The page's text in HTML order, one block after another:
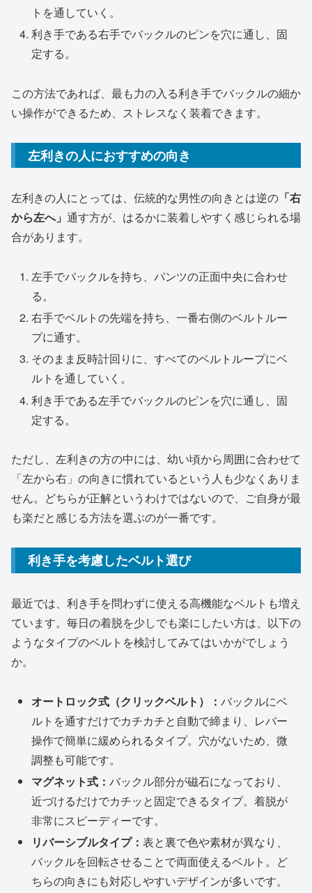
トを通していく。
利き手である右手でバックルのピンを穴に通し、固
定する。
この方法であれば、最も力の入る利き手でバックルの細か
い操作ができるため、ストレスなく装着できます。
左利きの人におすすめの向き
左利きの人にとっては、伝統的な男性の向きとは逆の 「右
から左へ」 通す方が、はるかに装着しやすく感じられる場
合があります。
左手でバックルを持ち、パンツの正面中央に合わせ
る。
右手でベルトの先端を持ち、一番右側のベルトルー
プに通す。
そのまま反時計回りに、すべてのベルトループにベ
ルトを通していく。
利き手である左手でバックルのピンを穴に通し、固
定する。
ただし、左利きの方の中には、幼い頃から周囲に合わせて
「左から右」の向きに慣れているという人も少なくありま
せん。どちらが正解というわけではないので、ご自身が最
も楽だと感じる方法を選ぶのが一番です。
利き手を考慮したベルト選び
最近では、利き手を問わずに使える高機能なベルトも増え
ています。毎日の着脱を少しでも楽にしたい方は、以下の
ようなタイプのベルトを検討してみてはいかがでしょう
か。
オートロック式（クリックベルト）：バックルにベ
ルトを通すだけでカチカチと自動で締まり、レバー
操作で簡単に緩められるタイプ。穴がないため、微
調整も可能です。
マグネット式：バックル部分が磁石になっており、
近づけるだけでカチッと固定できるタイプ。着脱が
非常にスピーディーです。
リバーシブルタイプ：表と裏で色や素材が異なり、
バックルを回転させることで両面使えるベルト。ど
ちらの向きにも対応しやすいデザインが多いです。